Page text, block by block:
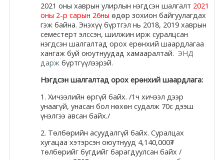
Moodle.com
жишээ 2
Moodle
community
Moodle
free support
2021 оны хаврын улирлын нэгдсэн шалгалт 2021
оны 2-р сарын 26ны өдөр зохион байгуулагдах
гэж байна. Энэхүү бүртгэл нь 2018, 2019 хаврын
семестерт элссэн, шилжин ирж суралцсан
нэгдсэн шалгалтад орох ерөнхий шаардлагаа
хангаж буй оюутнуудад хамааралтай. ЭНД
даржбүртгүүлээрэй.
Нэгдсэн шалгалтад орох ерөнхий шаардлага:
1. Хичээлийн өргүй байх. /1ч хичээл дээр
унаагүй, унасан бол нөхөн судалж 70с дээш
үнэлгээ авсан байх./
2. Төлбөрийн асуудалгүй байх. Суралцах
хугацаа хэтэрсэн оюутнууд 4,140,000₮
төлбөрийг бүгдийг барагдуулсан байх /